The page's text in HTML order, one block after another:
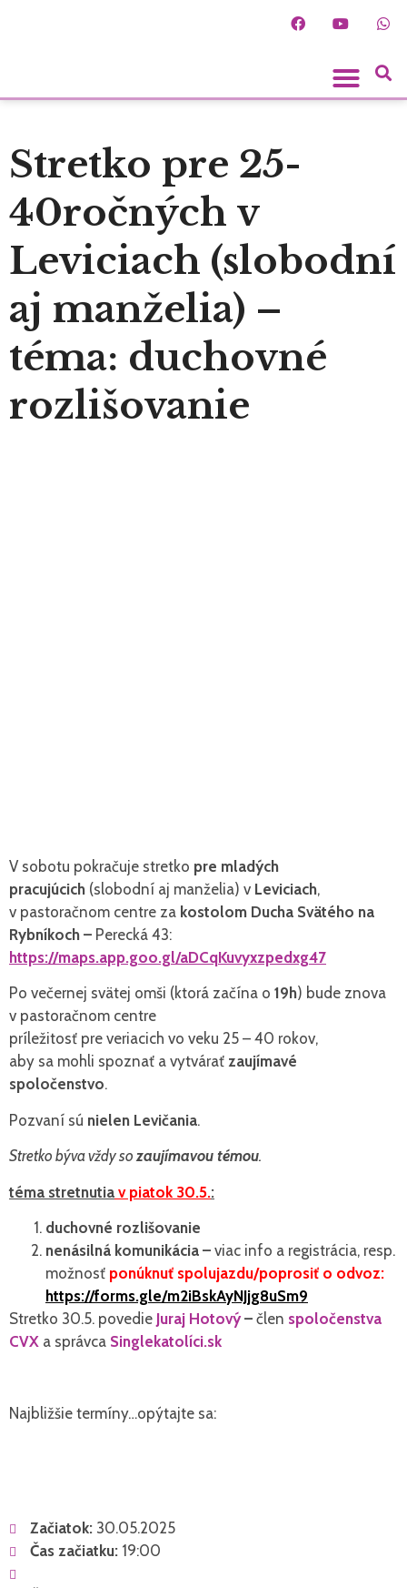
Stretko pre 25-
40ročných v
Leviciach (slobodní
aj manželia) –
téma: duchovné
rozlišovanie
V sobotu pokračuje stretko pre mladých
pracujúcich (slobodní aj manželia) v Leviciach,
v pastoračnom centre za kostolom Ducha Svätého na
Rybníkoch – Perecká 43:
https://maps.app.goo.gl/aDCqKuvyxzpedxg47
Po večernej svätej omši (ktorá začína o 19h) bude znova
v pastoračnom centre
príležitosť pre veriacich vo veku 25 – 40 rokov,
aby sa mohli spoznať a vytvárať zaujímavé
spoločenstvo.
Pozvaní sú nielen Levičania.
Stretko býva vždy sozaujímavou témou.
téma stretnutia v piatok 30.5.:
duchovné rozlišovanie
nenásilná komunikácia – viac info a registrácia, resp.
možnosť ponúknuť spolujazdu/poprosiť o odvoz:
https://forms.gle/m2iBskAyNJjg8uSm9
Stretko 30.5. povedie Juraj Hotový– člen spoločenstva
CVX a správca Singlekatolíci.sk
Najbližšie termíny…opýtajte sa:
Začiatok:30.05.2025
Čas začiatku:19:00